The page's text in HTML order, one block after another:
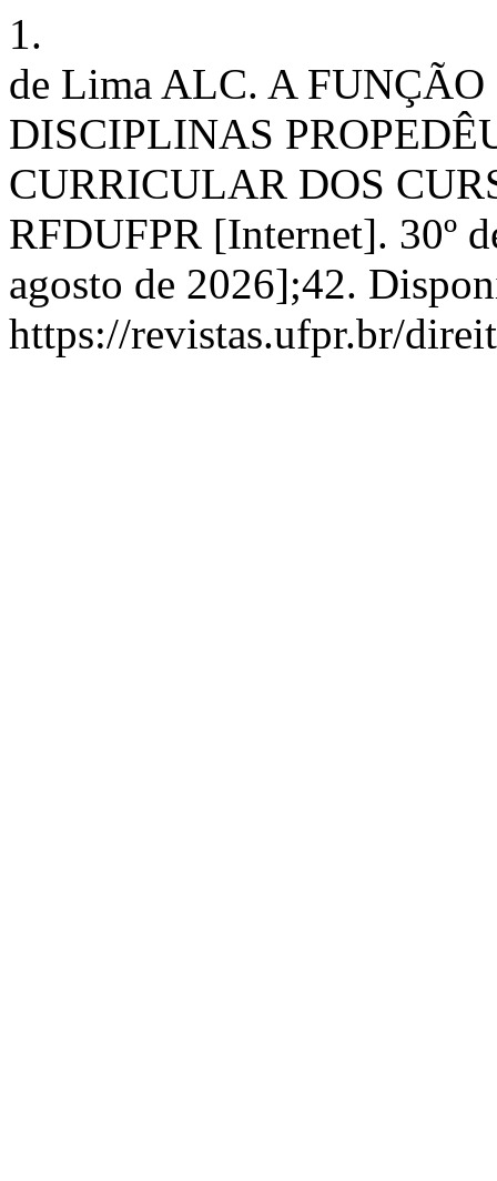
1.
de Lima ALC. A
DISCIPLINAS
CURRICULAR DOS
RFDUFPR [Internet]. 30º
agosto de 2026];42.
https://revistas.ufpr.br/